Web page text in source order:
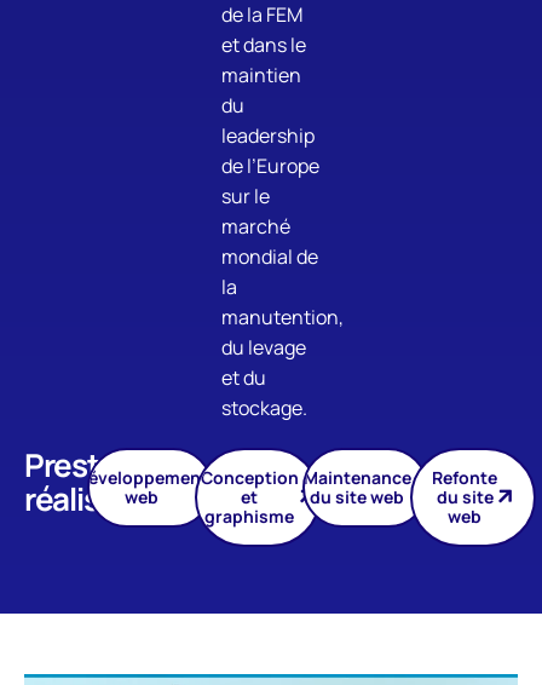
de la FEM
et dans le
maintien
du
leadership
de l’Europe
sur le
marché
mondial de
la
manutention,
du levage
et du
stockage.
Prestations
réalisées
Développement
web
Conception
et
graphisme
Maintenance
du site web
Refonte
du site
web